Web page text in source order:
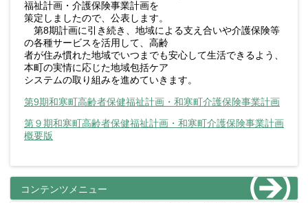
福祉計画・介護保険事業計画を
策定しましたので、公表します。
第8期計画に引き続き、地域による支え合いや介護保険等
の各種サービスを活用して、高齢
者が住み慣れた地域でいつまでも安心して生活できるよう、
本町の実情に応じた地域包括ケア
システムの取り組みを進めていきます。
第9期和寒町高齢者保健福祉計画・和寒町介護保険事業計画
第９期和寒町高齢者保健福祉計画・和寒町介護保険事業計画
概要版
コンテンツメニュー